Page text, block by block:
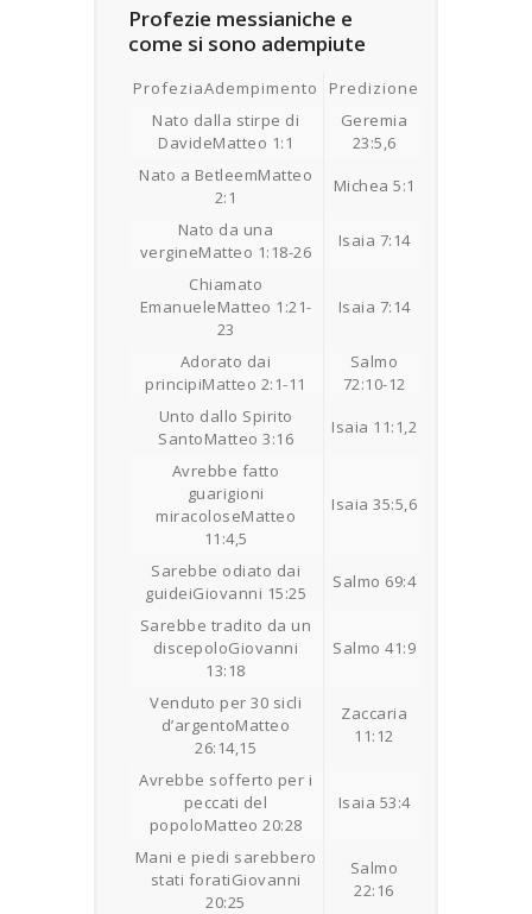
Profezie messianiche e
come si sono adempiute
ProfeziaAdempimento
Predizione
Nato dalla stirpe di
DavideMatteo 1:1
Geremia
23:5,6
Nato a BetleemMatteo
2:1
Michea 5:1
Nato da una
vergineMatteo 1:18-26
Isaia 7:14
Chiamato
EmanueleMatteo 1:21-
23
Isaia 7:14
Adorato dai
principiMatteo 2:1-11
Salmo
72:10-12
Unto dallo Spirito
SantoMatteo 3:16
Isaia 11:1,2
Avrebbe fatto
guarigioni
miracoloseMatteo
11:4,5
Isaia 35:5,6
Sarebbe odiato dai
guideiGiovanni 15:25
Salmo 69:4
Sarebbe tradito da un
discepoloGiovanni
13:18
Salmo 41:9
Venduto per 30 sicli
d’argentoMatteo
26:14,15
Zaccaria
11:12
Avrebbe sofferto per i
peccati del
popoloMatteo 20:28
Isaia 53:4
Mani e piedi sarebbero
stati foratiGiovanni
20:25
Salmo
22:16